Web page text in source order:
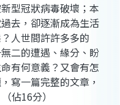
型冠狀病毒破壞；本
去，卻逐漸成為生活
人世間許許多多的
二的遭遇、緣分、盼
有何意義？又會有怎
寫一篇完整的文章，
佔16分）